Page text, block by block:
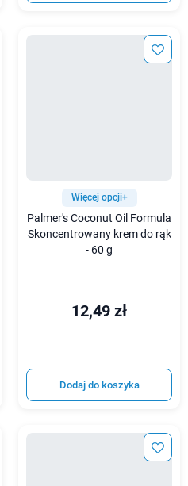
Więcej opcji+
Palmer's Coconut Oil Formula
Skoncentrowany krem do rąk
- 60 g
12,49 zł
Dodaj do koszyka